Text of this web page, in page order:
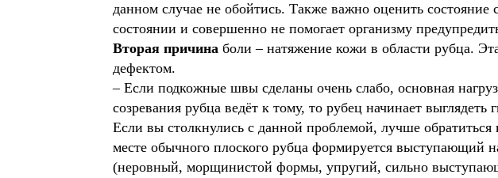
данном случае не обойтись. Также важно оценить
состоянии и совершенно не помогает организму
Вторая причина боли – натяжение кожи в области рубца.
дефектом.
– Если подкожные швы сделаны очень слабо, основная
созревания рубца ведёт к тому, то рубец начинает
Если вы столкнулись с данной проблемой, лучше
месте обычного плоского рубца формируется
(неровный, морщинистой формы, упругий, сильно